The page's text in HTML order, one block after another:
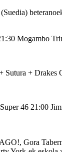
Mogambo
46 21:00
Gora